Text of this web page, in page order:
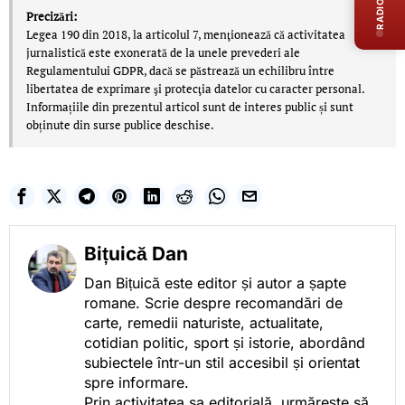
Precizări:
Legea 190 din 2018, la articolul 7, menţionează că activitatea
jurnalistică este exonerată de la unele prevederi ale
Regulamentului GDPR, dacă se păstrează un echilibru între
libertatea de exprimare şi protecţia datelor cu caracter personal.
Informațiile din prezentul articol sunt de interes public și sunt
obținute din surse publice deschise.
Bițuică Dan
Dan Bițuică este editor și autor a șapte
romane. Scrie despre recomandări de
carte, remedii naturiste, actualitate,
cotidian politic, sport și istorie, abordând
subiectele într-un stil accesibil și orientat
spre informare.